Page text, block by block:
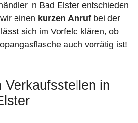
in Bad Elster entschieden
einen kurzen Anruf bei der
sich im Vorfeld klären, ob
auch vorrätig ist!
Verkaufsstellen in